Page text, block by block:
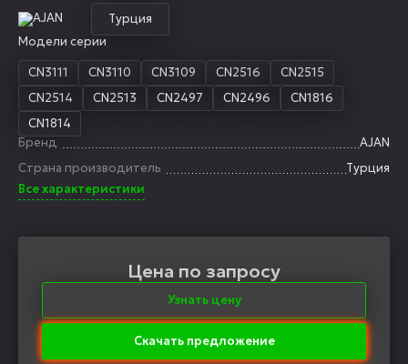
Турция
Модели серии
CN3111
CN3110 CN3109 CN2516
CN2515
CN2514
CN2513 CN2497 CN2496
CN1816
CN1814
Бренд
AJAN
Страна производитель
Турция
Все характеристики
Цена по запросу
Узнать цену
Скачать предложение